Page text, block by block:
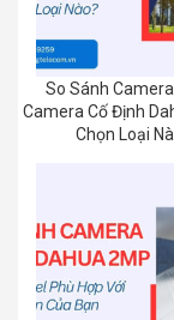
So Sánh
Camera Cố Định
Chọn Loại